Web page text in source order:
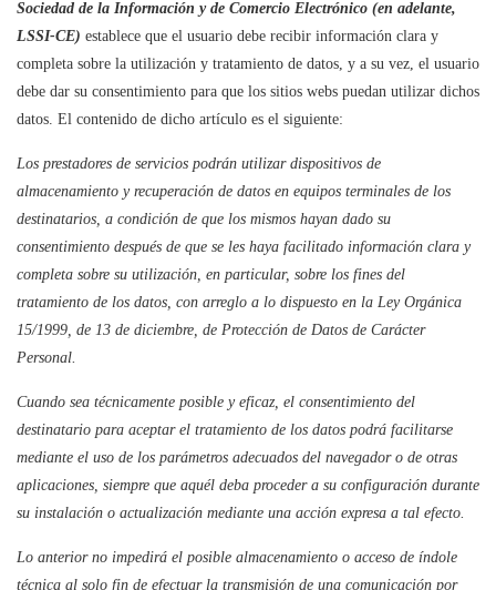
Sociedad de la Información y de Comercio Electrónico (en adelante,
LSSI-CE) establece que el usuario debe recibir información clara y
completa sobre la utilización y tratamiento de datos, y a su vez, el usuario
debe dar su consentimiento para que los sitios webs puedan utilizar dichos
datos. El contenido de dicho artículo es el siguiente:
Los prestadores de servicios podrán utilizar dispositivos de
almacenamiento y recuperación de datos en equipos terminales de los
destinatarios, a condición de que los mismos hayan dado su
consentimiento después de que se les haya facilitado información clara y
completa sobre su utilización, en particular, sobre los fines del
tratamiento de los datos, con arreglo a lo dispuesto en la Ley Orgánica
15/1999, de 13 de diciembre, de Protección de Datos de Carácter
Personal.
Cuando sea técnicamente posible y eficaz, el consentimiento del
destinatario para aceptar el tratamiento de los datos podrá facilitarse
mediante el uso de los parámetros adecuados del navegador o de otras
aplicaciones, siempre que aquél deba proceder a su configuración durante
su instalación o actualización mediante una acción expresa a tal efecto.
Lo anterior no impedirá el posible almacenamiento o acceso de índole
técnica al solo fin de efectuar la transmisión de una comunicación por